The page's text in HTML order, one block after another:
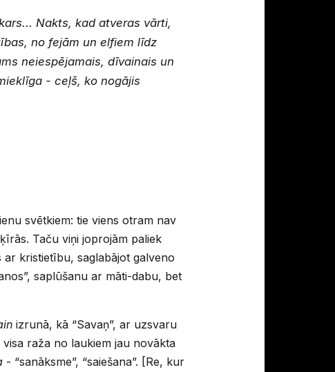
Nakts, kad atveras vārti,
no fejām un elfiem līdz
neiespējamais, dīvainais un
- ceļš, ko nogājis
svētkiem: tie viens otram nav
Taču viņi joprojām paliek
kristietību, saglabājot galveno
saplūšanu ar māti-dabu, bet
izrunā, kā “Savaņ”, ar uzsvaru
raža no laukiem jau novākta
- “sanāksme”, “saiešana”. [Re, kur